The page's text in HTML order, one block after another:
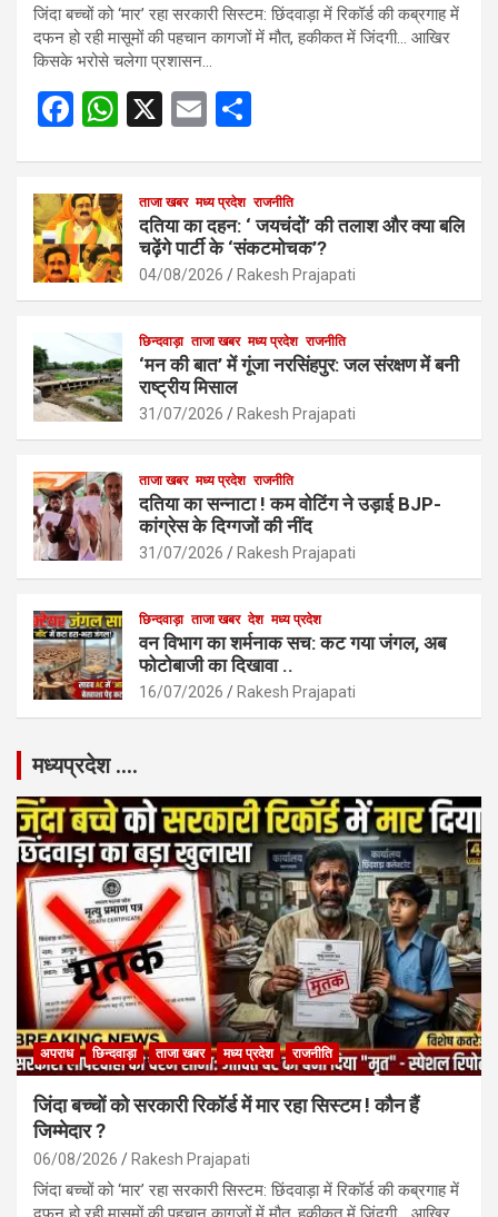
जिंदा बच्चों को ‘मार’ रहा सरकारी सिस्टम: छिंदवाड़ा में रिकॉर्ड की कब्रगाह में
दफन हो रही मासूमों की पहचान कागजों में मौत, हकीकत में जिंदगी… आखिर
किसके भरोसे चलेगा प्रशासन…
F
b
o
o
W
s
A
p
p
X
E
e
ताजा खबर मध्य प्रदेश राजनीति
दतिया का दहन: ‘ जयचंदों’ की तलाश और क्या बलि
चढ़ेंगे पार्टी के ‘संकटमोचक’?
04/08/2026 Rakesh Prajapati
छिन्दवाड़ा ताजा खबर मध्य प्रदेश राजनीति
‘मन की बात’ में गूंजा नरसिंहपुर: जल संरक्षण में बनी
राष्ट्रीय मिसाल
31/07/2026 Rakesh Prajapati
ताजा खबर मध्य प्रदेश राजनीति
दतिया का सन्नाटा ! कम वोटिंग ने उड़ाई BJP-
कांग्रेस के दिग्गजों की नींद
31/07/2026 Rakesh Prajapati
छिन्दवाड़ा ताजा खबर देश मध्य प्रदेश
वन विभाग का शर्मनाक सच: कट गया जंगल, अब
फोटोबाजी का दिखावा ..
16/07/2026 Rakesh Prajapati
मध्यप्रदेश ….
अपराध छिन्दवाड़ा ताजा खबर मध्य प्रदेश राजनीति
जिंदा बच्चों को सरकारी रिकॉर्ड में मार रहा सिस्टम ! कौन हैं
जिम्मेदार ?
06/08/2026 Rakesh Prajapati
जिंदा बच्चों को ‘मार’ रहा सरकारी सिस्टम: छिंदवाड़ा में रिकॉर्ड की कब्रगाह में